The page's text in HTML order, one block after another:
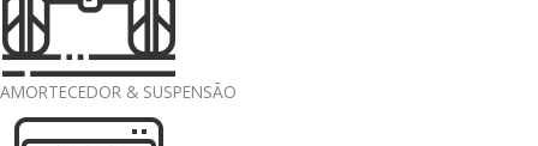
AMORTECEDOR & SUSPENSÃO